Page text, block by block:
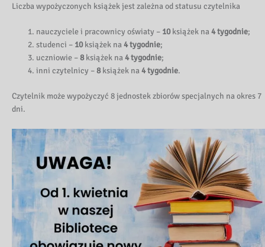
Liczba wypożyczonych książek jest zależna od statusu czytelnika
nauczyciele i pracownicy oświaty – 10książek na4 tygodnie;
studenci – 10książek na4 tygodnie;
uczniowie –8książek na4 tygodnie;
inni czytelnicy –8książek na4 tygodnie.
Czytelnik może wypożyczyć 8 jednostek zbiorów specjalnych na okres 7
dni.